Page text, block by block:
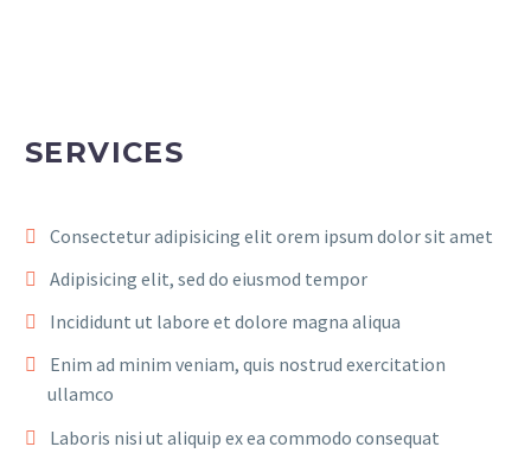
SERVICES
Consectetur adipisicing elit orem ipsum dolor sit amet
Adipisicing elit, sed do eiusmod tempor
Incididunt ut labore et dolore magna aliqua
Enim ad minim veniam, quis nostrud exercitation
ullamco
Laboris nisi ut aliquip ex ea commodo consequat